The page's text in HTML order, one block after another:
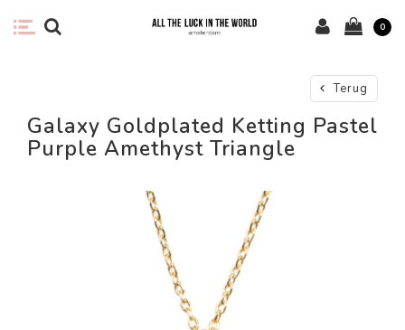
0
Terug
Galaxy Goldplated Ketting Pastel
Purple Amethyst Triangle